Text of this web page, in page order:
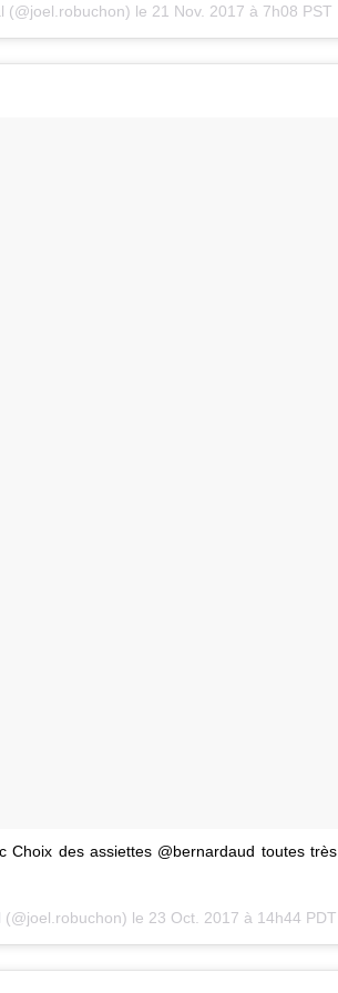
(@joel.robuchon) le 21 Nov. 2017 à 7h08 PST
Choix des assiettes @bernardaud toutes très
le 23 Oct. 2017 à 14h44 PDT